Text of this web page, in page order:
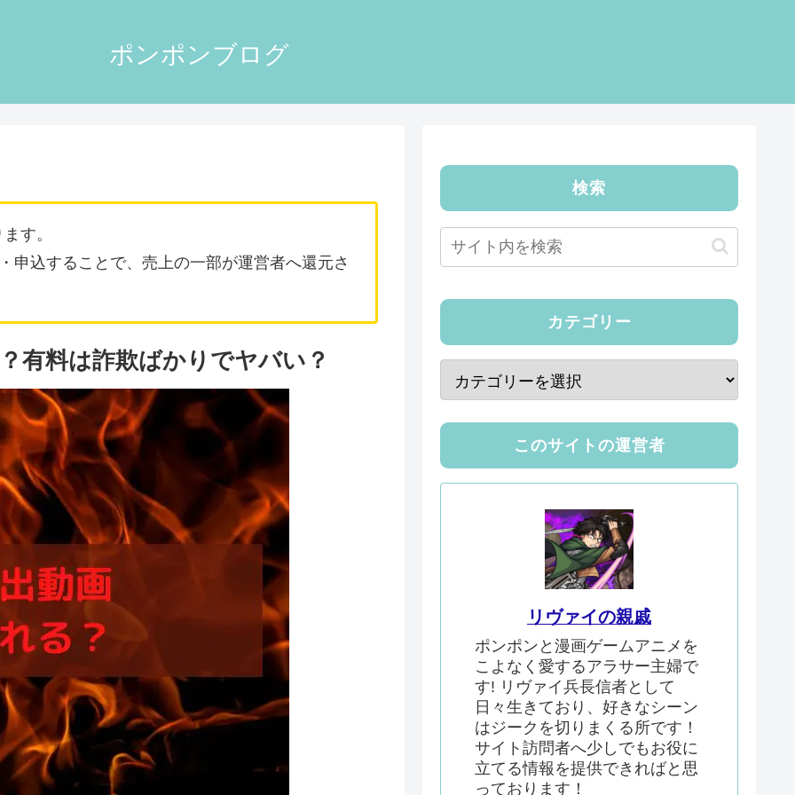
ポンポンブログ
す。
申込することで、売上の一部が運営者へ還元さ
有料は詐欺ばかりでヤバい？
検索
カテゴリー
このサイトの運営者
リヴァイの親戚
ポンポンと漫画ゲームアニメを
こよなく愛するアラサー主婦で
す! リヴァイ兵長信者として
日々生きており、好きなシーン
はジークを切りまくる所です！
サイト訪問者へ少しでもお役に
立てる情報を提供できればと思
っております！